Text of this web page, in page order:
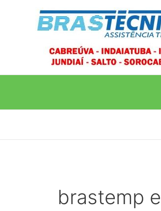
brastemp